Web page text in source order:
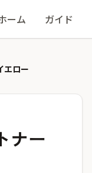
ーム ガイド
エロー
ナー